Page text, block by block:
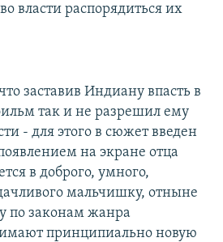
власти распорядиться их
заставив Индиану впасть в
так и не разрешил ему
- для этого в сюжет введен
на экране отца
в доброго, умного,
мальчишку, отныне
по законам жанра
принципиально новую